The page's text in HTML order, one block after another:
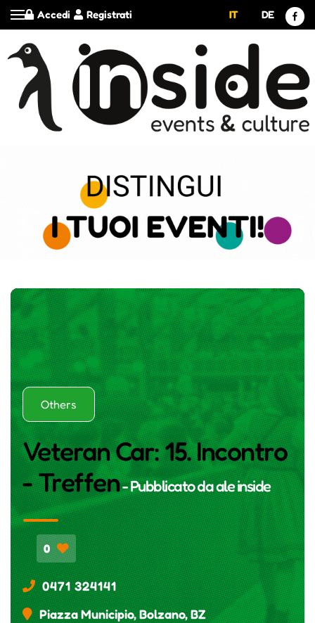
Registrati
Accedi IT DE
Others
Veteran Car: 15. Incontro
- Treffen- Pubblicato daale inside
0
0471 324141
Piazza Municipio, Bolzano, BZ